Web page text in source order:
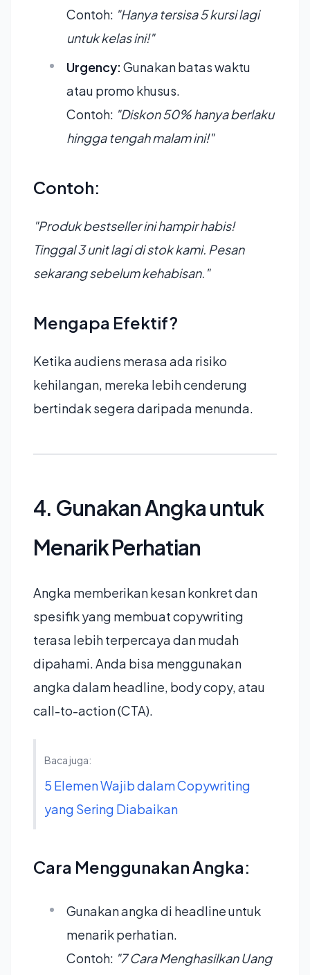
Contoh: "Hanya tersisa 5 kursi lagi
untuk kelas ini!"
Urgency:Gunakan batas waktu
atau promo khusus.
Contoh: "Diskon 50% hanya berlaku
hingga tengah malam ini!"
Contoh:
"Produk bestseller ini hampir habis!
Tinggal 3 unit lagi di stok kami. Pesan
sekarang sebelum kehabisan."
Mengapa Efektif?
Ketika audiens merasa ada risiko
kehilangan, mereka lebih cenderung
bertindak segera daripada menunda.
4. Gunakan Angka untuk
Menarik Perhatian
Angka memberikan kesan konkret dan
spesifik yang membuat copywriting
terasa lebih terpercaya dan mudah
dipahami. Anda bisa menggunakan
angka dalam headline, body copy, atau
call-to-action (CTA).
Baca juga:
5 Elemen Wajib dalam Copywriting
yang Sering Diabaikan
Cara Menggunakan Angka:
Gunakan angka di headline untuk
menarik perhatian.
Contoh: "7 Cara Menghasilkan Uang